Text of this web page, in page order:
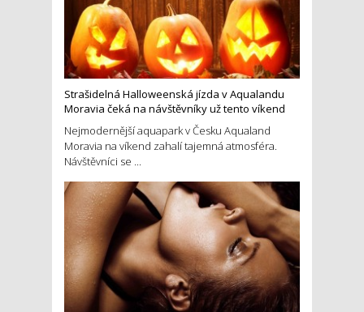
Strašidelná Halloweenská jízda v Aqualandu
Moravia čeká na návštěvníky už tento víkend
Nejmodernější aquapark v Česku Aqualand
Moravia na víkend zahalí tajemná atmosféra.
Návštěvníci se ...